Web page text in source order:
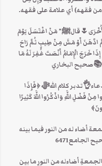
فقهه) أي علامة على فقهه.
مَنْ اغْتَسَلَ يَوْمَ
ادَّهَنَ أَوْ مَسَّ مِنْ طِيبٍ ثُمَّ رَاحَ
خَرَجَ الْإِمَامُ أَنْصَتَ غُفِرَ لَهُ مَا
البخاري
كلام اللهﷻ ﴿فَإِذَا
فَضْلِ اللَّهِ وَاذْكُرُوا اللَّهَ كَثِيرًا
أضاء له من النور فيما بينه
الجامع6471
أضاءله من النورِ ما بين